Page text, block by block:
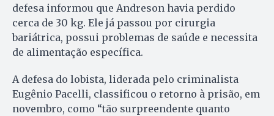
defesa informou que Andreson havia perdido
cerca de 30 kg. Ele já passou por cirurgia
bariátrica, possui problemas de saúde e necessita
de alimentação específica.
A defesa do lobista, liderada pelo criminalista
Eugênio Pacelli, classificou o retorno à prisão, em
novembro, como “tão surpreendente quanto